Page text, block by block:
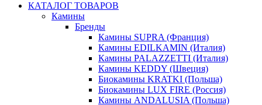
КАТАЛОГ ТОВАРОВ
Камины
Бренды
Камины SUPRA (Франция)
Камины EDILKAMIN (Италия)
Камины PALAZZETTI (Италия)
Камины KEDDY (Швеция)
Биокамины KRATKI (Польша)
Биокамины LUX FIRE (Россия)
Камины ANDALUSIA (Польша)